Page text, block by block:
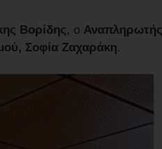
Βορίδης, ο Αναπληρωτής
Σοφία Ζαχαράκη.